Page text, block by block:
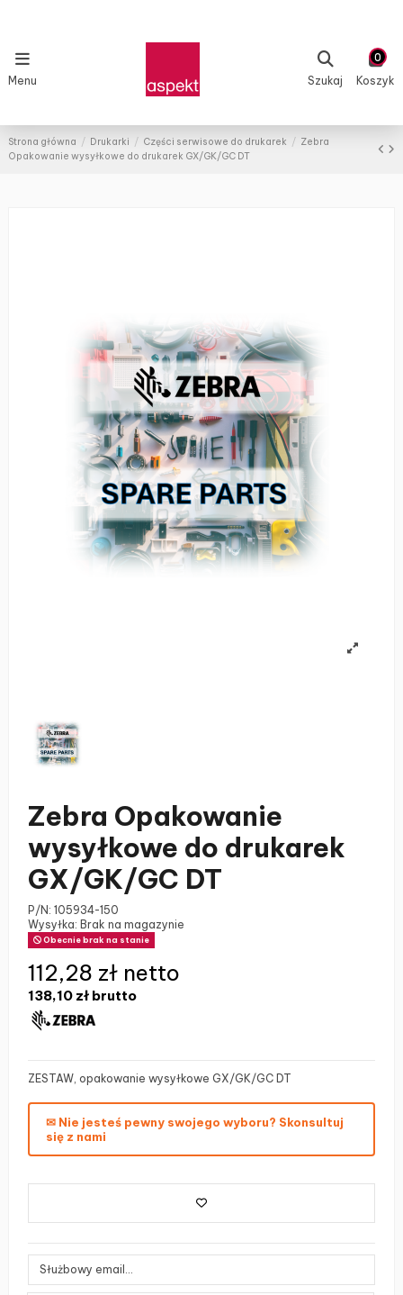
Menu Szukaj
0
Koszyk
Strona główna Drukarki Części serwisowe do drukarek
Zebra
Opakowanie wysyłkowe do drukarek GX/GK/GC DT
Zebra Opakowanie
wysyłkowe do drukarek
GX/GK/GC DT
P/N: 105934-150
Wysyłka: Brak na magazynie
Obecnie brak na stanie
138,10 zł brutto
112,28 zł netto
ZESTAW, opakowanie wysyłkowe GX/GK/GC DT
✉ Nie jesteś pewny swojego wyboru? Skonsultuj
się z nami